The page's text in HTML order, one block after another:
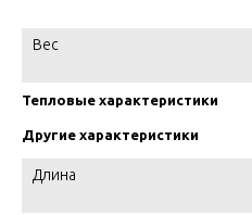
Вес
Тепловые характеристики
Другие характеристики
Длина